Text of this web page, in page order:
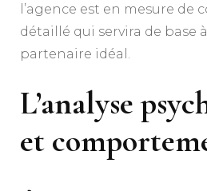
l’agence est en mesure de
détaillé qui servira de base
partenaire idéal.
L’analyse
et